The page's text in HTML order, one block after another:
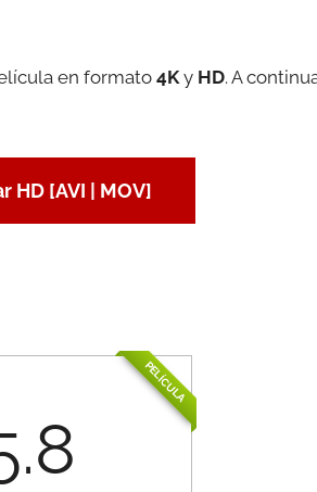
en formato 4Ky HD. A
HD [AVI | MOV]
PELÍCULA